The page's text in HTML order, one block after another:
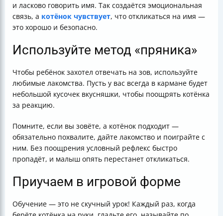
и ласково говорить имя. Так создаётся эмоциональная
связь, а котёнок чувствует, что откликаться на имя —
это хорошо и безопасно.
Используйте метод «пряника»
Чтобы ребёнок захотел отвечать на зов, используйте
любимые лакомства. Пусть у вас всегда в кармане будет
небольшой кусочек вкусняшки, чтобы поощрять котёнка
за реакцию.
Помните, если вы зовёте, а котёнок подходит —
обязательно похвалите, дайте лакомство и поиграйте с
ним. Без поощрения условный рефлекс быстро
пропадёт, и малыш опять перестанет откликаться.
Приучаем в игровой форме
Обучение — это не скучный урок! Каждый раз, когда